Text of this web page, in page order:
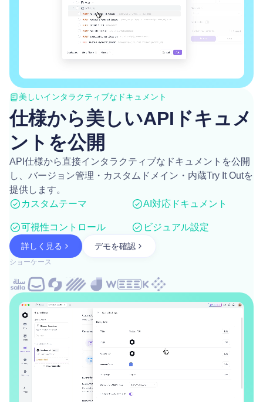
美しいインタラクティブなドキュメント
仕様から美しいAPIドキュメ
ントを公開
API仕様から直接インタラクティブなドキュメントを公開
し、バージョン管理・カスタムドメイン・内蔵Try It Outを
提供します。
カスタムテーマ
AI対応ドキュメント
可視性コントロール ビジュアル設定
詳しく見る デモを確認
ショーケース